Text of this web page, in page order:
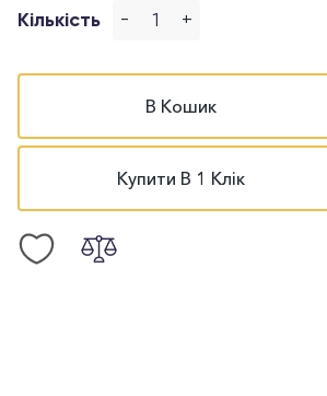
Кількість - +
В Кошик
Купити В 1 Клік